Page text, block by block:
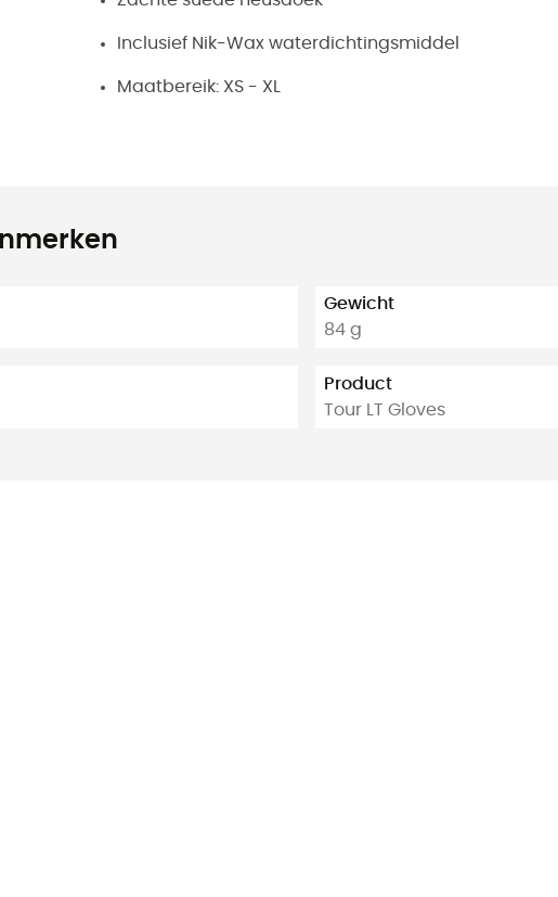
Inclusief Nik-Wax waterdichtingsmiddel
Maatbereik: XS - XL
Gewicht
84 g
Product
Tour LT Gloves